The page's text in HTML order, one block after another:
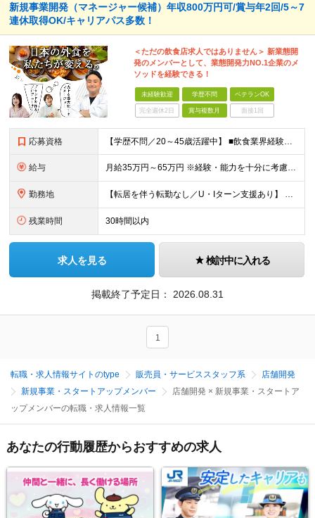
新規事業開発（マネージャー候補）年収800万円可/賞与年2回/5～7
連休取得OK/キャリアパス多数！
＜ただの飲食店求人ではありません＞ 新業態開
発のメンバーとして、業態開発力NO.1企業のメ
ソッドを経験できる！
未経験歓迎 学歴不問 ベテランOK
完全週休2日 賞与複数月 面接1回
応募資格 【学歴不問／20～45歳活躍中】 ■飲食業界経験および販売／サービスの経験がある方を歓迎します 例えば「もっとこうすれば売れるのに」というアイデアを形にしたい方、経営陣に近いポジションでビジネスを
給与 月給35万円～65万円 ※経験・能力を十分に考慮し決定。 ※月給35万円～48万円までは非管理職となりますので、 上記月給には、月30時間分の固定残業代（61,620円～84,508円）および月10
勤務地 【転居を伴う転勤なし／U・Iターン支援あり】 本社（恵比寿）または当社が運営する東京都内の直営店舗での勤務 ※配属先は経験・希望・プロジェクト内容を踏まえて決定します。 ★社宅・引越支援制度あり（
残業時間 30時間以内
求人を見る 検討中に入れる
掲載終了予定日： 2026.08.31
1
転職・求人情報サイトのtype 販売員・サービススタッフ系
店舗開発
新規事業・スタートアップメンバー
店舗開発 × 新規事業・スタートア
ップメンバーの転職・求人情報一覧
あなたの行動履歴からおすすめの求人